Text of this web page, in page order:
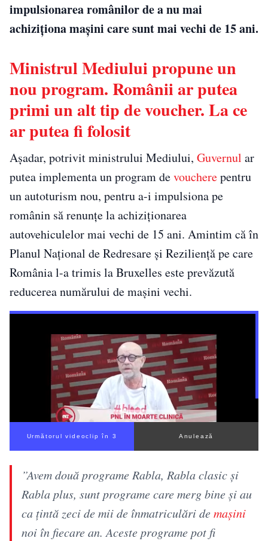
impulsionarea românilor de a nu mai
achiziționa mașini care sunt mai vechi de 15 ani.
Ministrul Mediului propune un
nou program. Românii ar putea
primi un alt tip de voucher. La ce
ar putea fi folosit
Așadar, potrivit ministrului Mediului, Guvernul ar
putea implementa un program devoucherepentru
un autoturism nou, pentru a-i impulsiona pe
românin să renunțe la achiziționarea
autovehiculelor mai vechi de 15 ani. Amintim că în
Planul Național de Redresare și Reziliență pe care
România l-a trimis la Bruxelles este prevăzută
reducerea numărului de mașini vechi.
Următorul videoclip în 3 Anulează
”Avem două programe Rabla, Rabla clasic și
Rabla plus, sunt programe care merg bine și au
ca țintă zeci de mii de înmatriculări demașini
noi în fiecare an. Aceste programe pot fi